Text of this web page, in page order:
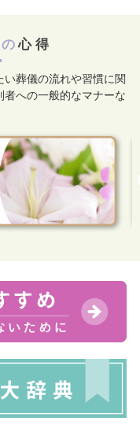
心得
葬儀の流れや習慣に関
者への一般的なマナーな